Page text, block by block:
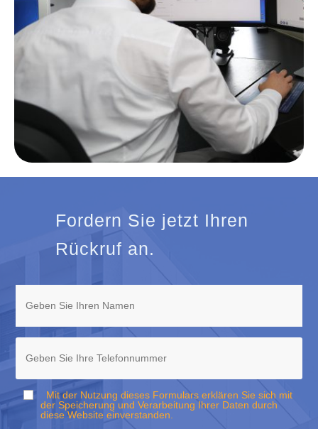
Fordern Sie jetzt Ihren
Rückruf an.
Mit der Nutzung dieses Formulars erklären Sie sich mit
der Speicherung und Verarbeitung Ihrer Daten durch
diese Website einverstanden.